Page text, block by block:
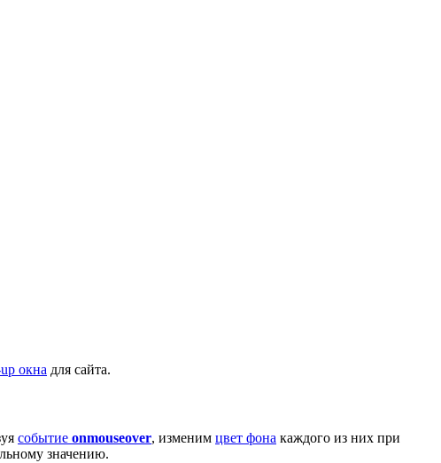
окна для сайта.
событие onmouseover, изменим цвет фона каждого из них при
значению.